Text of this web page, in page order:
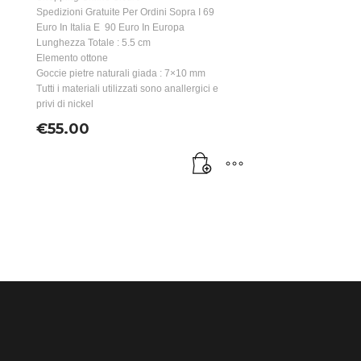
Spedizioni Gratuite Per Ordini Sopra I 69
Euro In Italia E 90 Euro In Europa
Lunghezza Totale : 5.5 cm
Elemento ottone
Goccie pietre naturali giada : 7×10 mm
Tutti i materiali utilizzati sono anallergici e
privi di nickel
€55.00